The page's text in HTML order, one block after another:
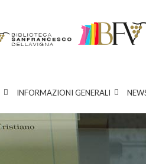
INFORMAZIONI GENERALI